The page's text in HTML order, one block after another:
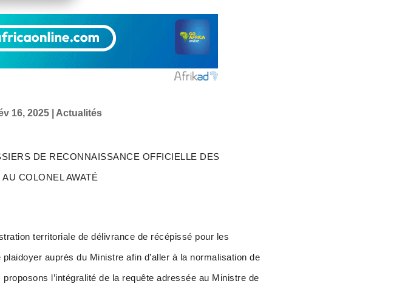
16, 2025 Actualités
DE RECONNAISSANCE OFFICIELLE DES
COLONEL AWATÉ
territoriale de délivrance de récépissé pour les
auprès du Ministre afin d’aller à la normalisation de
l’intégralité de la requête adressée au Ministre de